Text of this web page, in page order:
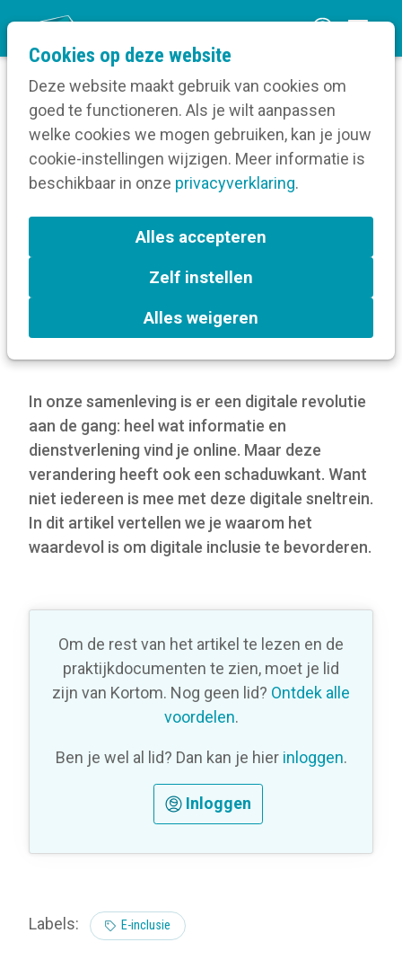
Cookies op deze website
Deze website maakt gebruik van cookies om
goed te functioneren. Als je wilt aanpassen
welke cookies we mogen gebruiken, kan je jouw
cookie-instellingen wijzigen. Meer informatie is
beschikbaar in onze privacyverklaring.
Alles accepteren
Zelf instellen
Alles weigeren
n
m
Home
Blog
Waarom is het belangrijk om in te zetten op
digitale inclusie?
Waarom is het belangrijk
om in te zetten op digitale
inclusie?
In onze samenleving is er een digitale revolutie
aan de gang: heel wat informatie en
dienstverlening vind je online. Maar deze
verandering heeft ook een schaduwkant. Want
niet iedereen is mee met deze digitale sneltrein.
In dit artikel vertellen we je waarom het
waardevol is om digitale inclusie te bevorderen.
Om de rest van het artikel te lezen en de
praktijkdocumenten te zien, moet je lid
zijn van Kortom. Nog geen lid? Ontdek alle
voordelen.
Ben je wel al lid? Dan kan je hier inloggen.
Inloggen
Labels: E-inclusie